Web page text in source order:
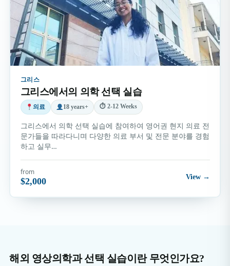
그리스
그리스에서의 의학 선택 실습
의료 18 years+ ⏱ 2-12 Weeks
그리스에서 의학 선택 실습에 참여하여 영어권 현지 의료 전
문가들을 따라다니며 다양한 의료 부서 및 전문 분야를 경험
하고 실무…
from
$2,000 View →
해외 영상의학과 선택 실습이란 무엇인가요?